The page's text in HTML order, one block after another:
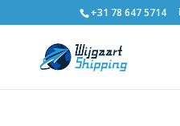
+31 78 647 5714